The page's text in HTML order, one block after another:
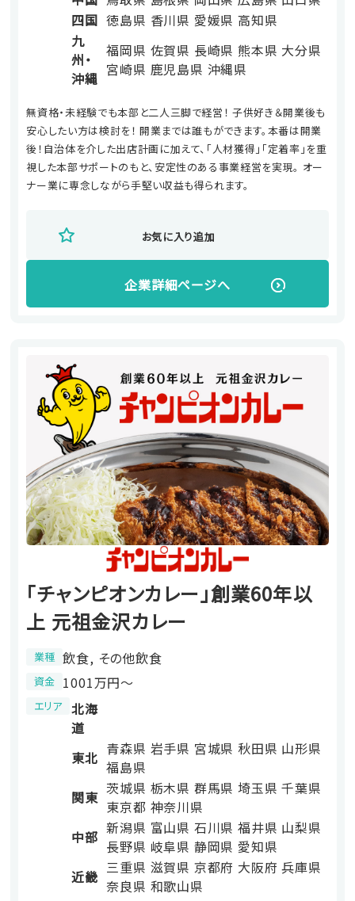
四国 徳島県 香川県 愛媛県 高知県
九
州・
沖縄
福岡県 佐賀県 長崎県 熊本県 大分県
宮崎県 鹿児島県 沖縄県
無資格・未経験でも本部と二人三脚で経営！ 子供好き＆開業後も
安心したい方は検討を！ 開業までは誰もができます。本番は開業
後！自治体を介した出店計画に加えて、「人材獲得」「定着率」を重
視した本部サポートのもと、安定性のある事業経営を実現。 オー
ナー業に専念しながら手堅い収益も得られます。
お気に入り追加
企業詳細ページへ
「チャンピオンカレー」創業60年以
上 元祖金沢カレー
業種 飲食, その他飲食
資金 1001万円〜
エリア
北海
道
東北 青森県 岩手県 宮城県 秋田県 山形県
福島県
関東 茨城県 栃木県 群馬県 埼玉県 千葉県
東京都 神奈川県
中部 新潟県 富山県 石川県 福井県 山梨県
長野県 岐阜県 静岡県 愛知県
近畿 三重県 滋賀県 京都府 大阪府 兵庫県
奈良県 和歌山県